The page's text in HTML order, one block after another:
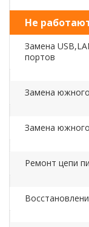
Не
Замена
портов
Замена
Замена
Ремонт цепи